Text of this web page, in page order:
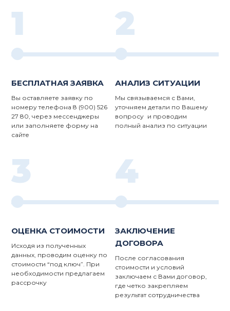
1
БЕСПЛАТНАЯ ЗАЯВКА
Вы оставляете заявку по
номеру телефона 8 (900) 526
27 80, через мессенджеры
или заполняете форму на
сайте
2
АНАЛИЗ СИТУАЦИИ
Мы связываемся с Вами,
уточняем детали по Вашему
вопросу и проводим
полный анализ по ситуации
3
ОЦЕНКА СТОИМОСТИ
Исходя из полученных
данных, проводим оценку по
стоимости “под ключ”. При
необходимости предлагаем
рассрочку
4
ЗАКЛЮЧЕНИЕ
ДОГОВОРА
После согласования
стоимости и условий
заключаем с Вами договор,
где четко закрепляем
результат сотрудничества